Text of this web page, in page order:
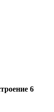
6